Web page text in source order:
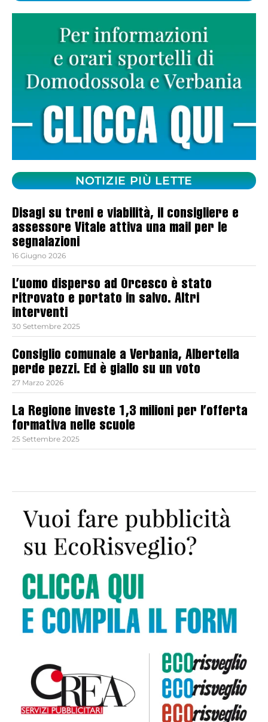
NOTIZIE PIÙ LETTE
Disagi su treni e viabilità, il consigliere e
assessore Vitale attiva una mail per le
segnalazioni
16 Giugno 2026
L’uomo disperso ad Orcesco è stato
ritrovato e portato in salvo. Altri
interventi
30 Settembre 2025
Consiglio comunale a Verbania, Albertella
perde pezzi. Ed è giallo su un voto
27 Marzo 2026
La Regione investe 1,3 milioni per l’offerta
formativa nelle scuole
25 Settembre 2025